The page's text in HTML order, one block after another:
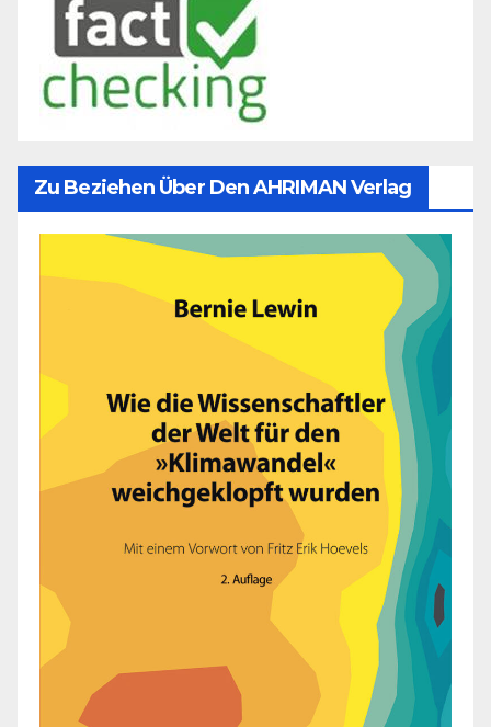
Zu Beziehen Über Den AHRIMAN Verlag